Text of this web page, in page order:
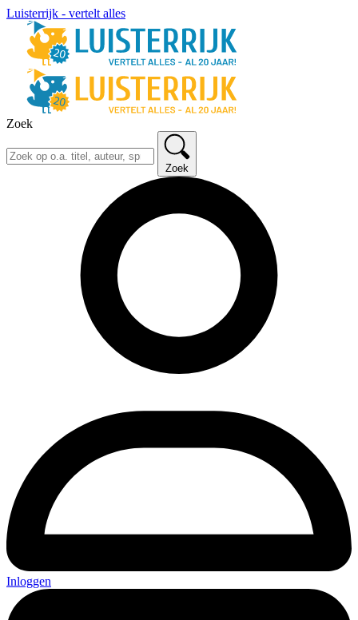
Luisterrijk - vertelt alles
Zoek
Zoek
Inloggen